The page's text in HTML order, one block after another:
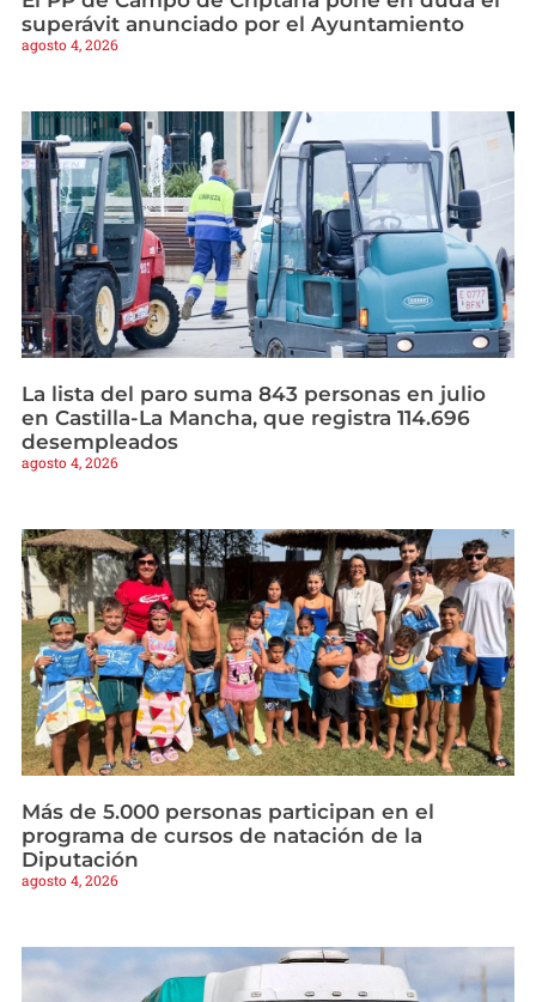
superávit anunciado por el Ayuntamiento
agosto 4, 2026
La lista del paro suma 843 personas en julio
en Castilla-La Mancha, que registra 114.696
desempleados
agosto 4, 2026
Más de 5.000 personas participan en el
programa de cursos de natación de la
Diputación
agosto 4, 2026